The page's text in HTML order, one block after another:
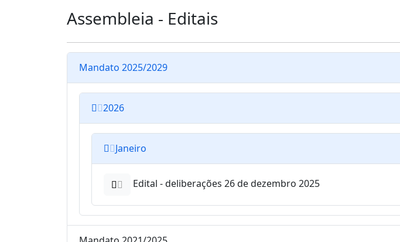
Assembleia - Editais
Mandato 2025/2029
2026
Janeiro
Edital - deliberações 26 de dezembro 2025